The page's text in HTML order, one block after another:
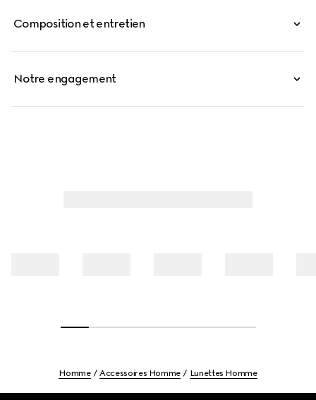
Composition et entretien
Notre engagement
Homme Accessoires Homme Lunettes Homme